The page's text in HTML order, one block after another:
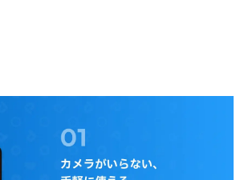
ゲームは面白い？
発者・hamatsu氏がゲームの魅力を画面や操作の
形から解き明かしていく、硬派で骨太な評論連載